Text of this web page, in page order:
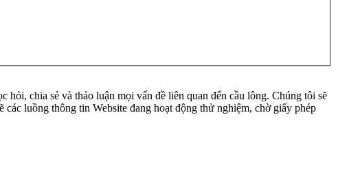
chia sẻ và thảo luận mọi vấn đề liên quan đến cầu lông. Chúng tôi sẽ
luồng thông tin Website đang hoạt động thử nghiệm, chờ giấy phép